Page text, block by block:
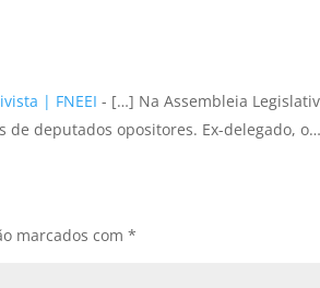
| FNEEI - […] Na Assembleia
deputados opositores. Ex-delegado, o…
marcados com*